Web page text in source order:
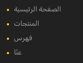
الصفحة الرئيسية
المنتجات
فهرس
عنّا